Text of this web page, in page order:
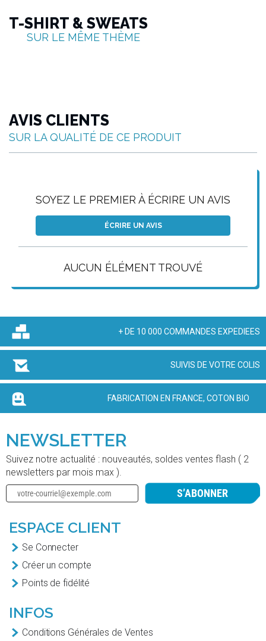
T-SHIRT & SWEATS
SUR LE MÊME THÈME
AVIS CLIENTS
SUR LA QUALITÉ DE CE PRODUIT
SOYEZ LE PREMIER À ÉCRIRE UN AVIS
ÉCRIRE UN AVIS
AUCUN ÉLÉMENT TROUVÉ
+ DE 10 000 COMMANDES EXPEDIEES
SUIVIS DE VOTRE COLIS
FABRICATION EN FRANCE, COTON BIO
NEWSLETTER
Suivez notre actualité : nouveautés, soldes ventes flash ( 2
newsletters par mois max ).
S’ABONNER
ESPACE CLIENT
Se Connecter
Créer un compte
Points de fidélité
INFOS
Conditions Générales de Ventes